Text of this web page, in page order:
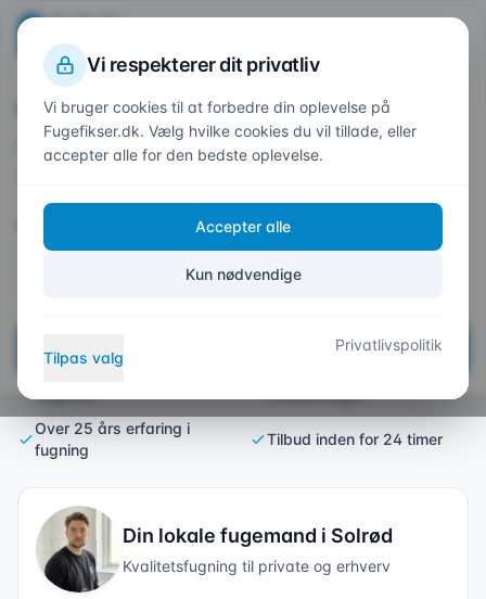
Beregn din pris
Forside/Områder/Solrød
Fugefirma i Solrød – Kvalitet
og Garanti siden 1998
Professionelt fugearbejde i Solrød, Solrød
5 års garanti på alle
Over 25 års erfaring i
fugning
Tilbud inden for 24 timer
Din lokale fugemand i Solrød
Kvalitetsfugning til private og erhverv
Hvor skal vi fuge?
Indtast dit postnummer så vi kan give et præcist
Vi respekterer dit privatliv
Vi bruger cookies til at forbedre din oplevelse på
Fugefikser.dk. Vælg hvilke cookies du vil tillade, eller
accepter alle for den bedste oplevelse.
Accepter alle
Kun nødvendige
Tilpas valg
Privatlivspolitik